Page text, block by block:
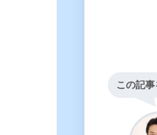
この記